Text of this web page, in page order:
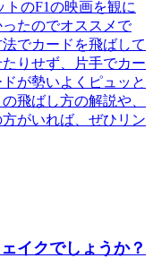
のF1の映画を観に
たのでオススメで
でカードを飛ばして
りせず、片手でカー
が勢いよくピュッと
飛ばし方の解説や、
がいれば、ぜひリン
イクでしょうか？